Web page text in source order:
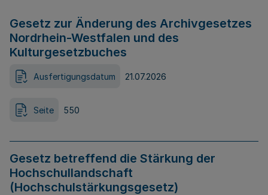
Gesetz zur Änderung des Archivgesetzes
Nordrhein-Westfalen und des
Kulturgesetzbuches
Ausfertigungsdatum 21.07.2026
Seite 550
Gesetz betreffend die Stärkung der
Hochschullandschaft
(Hochschulstärkungsgesetz)